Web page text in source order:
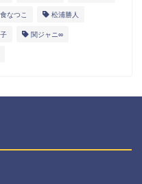
なつこ 松浦勝人
関ジャニ∞